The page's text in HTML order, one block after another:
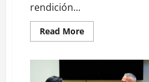
rendición...
Read MoreRead
more